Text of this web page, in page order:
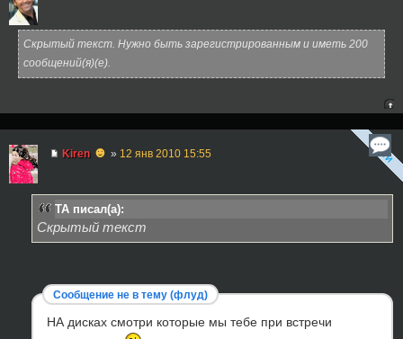
Скрытый текст. Нужно быть зарегистрированным и иметь 200
сообщений(я)(е).
Kiren ☻ » 12 янв 2010 15:55
TA писал(а):
Скрытый текст
Сообщение не в тему (флуд)
НА дисках смотри которые мы тебе при встречи